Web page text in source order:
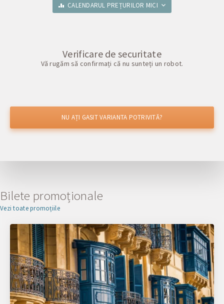
CALENDARUL PREȚURILOR MICI
Verificare de securitate
Vă rugăm să confirmați că nu sunteți un robot.
NU AȚI GASIT VARIANTA POTRIVITĂ?
Bilete promoționale
Vezi toate promoțiile